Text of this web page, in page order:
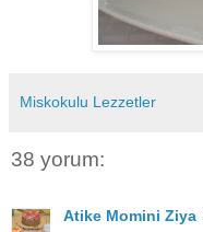
Miskokulu Lezzetler
38 yorum:
Atike Momini Ziya